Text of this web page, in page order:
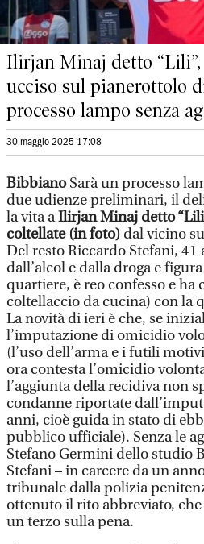
Ilirjan Minaj detto “Lili”,
ucciso sul pianerottolo
processo lampo senza
30 maggio 2025 17:08
BibbianoSarà un processo
due udienze preliminari, il
la vita aIlirjan Minaj detto
coltellate (in foto) dal vicino
Del resto Riccardo Stefani,
dall’alcol e dalla droga e
quartiere, è reo confesso e ha
coltellaccio da cucina) con la
La novità di ieri è che, se
l’imputazione di omicidio
(l’uso dell’arma e i futili
ora contesta l’omicidio
l’aggiunta della recidiva non
condanne riportate
anni, cioè guida in stato di
pubblico ufficiale). Senza le
Stefano Germini dello studio
Stefani – in carcere da un
tribunale dalla polizia
ottenuto il rito abbreviato,
un terzo sulla pena.